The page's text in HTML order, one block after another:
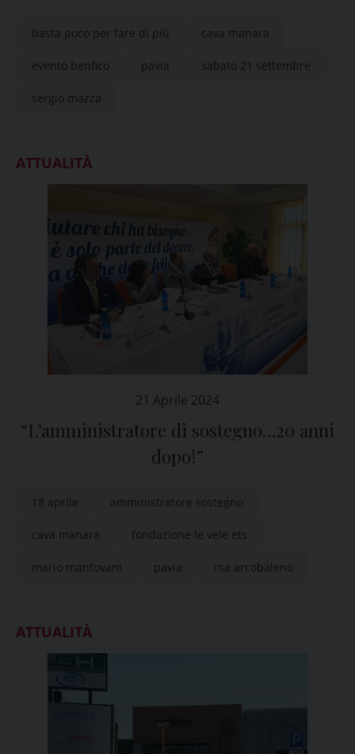
basta poco per fare di più cava manara
evento benfico pavia sabato 21 settembre
sergio mazza
ATTUALITÀ
21 Aprile 2024
“L’amministratore di sostegno…20 anni
dopo!”
18 aprile amministratore sostegno
cava manara fondazione le vele ets
mario mantovani pavia rsa arcobaleno
ATTUALITÀ